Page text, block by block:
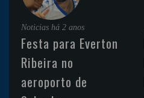
Noticias há 2 anos
Festa para Everton
Ribeira no
aeroporto de